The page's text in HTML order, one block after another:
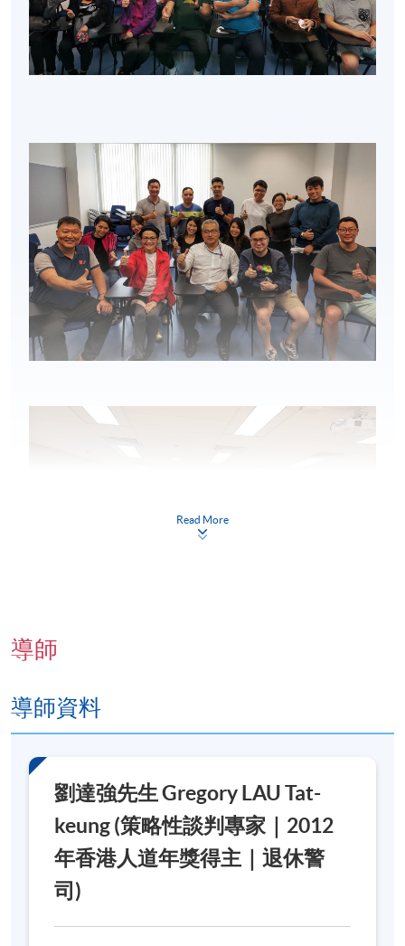
Read More
導師
導師資料
劉達強先生 Gregory LAU Tat-
keung (策略性談判專家｜2012
年香港人道年獎得主｜退休警
司)